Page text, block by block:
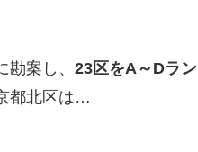
案し、 23区をA～Dラン
都北区は…